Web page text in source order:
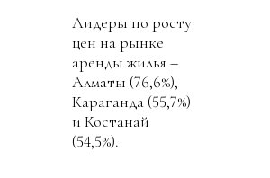
Лидеры по росту
цен на рынке
аренды жилья –
Алматы (76,6%),
Караганда (55,7%)
и Костанай
(54,5%).